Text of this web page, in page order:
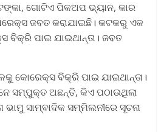
ଗୋଟିଏ ପିକଅପ ଭ୍ୟାନ, କାର
ଜବତ କରାଯାଇଛି। କଟକରୁ ଏକ
ପାଇ ଯାଇଥାନ୍ତା। ଜବତ
ବିକ୍ରି ପାଇ ଯାଇଥାନ୍ତା।
ସମ୍ପୁକ୍ତ ଅଛନ୍ତି, କିଏ ପଠାଉଥିଲା
ସାମ୍ବାଦିକ ସମ୍ମିଲନୀରେ ସୂଚନା